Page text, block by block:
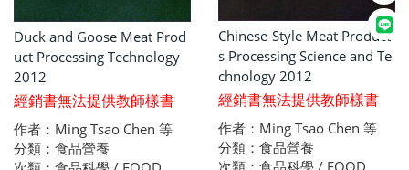
Duck and Goose Meat Prod
uct Processing Technology
2012
經銷書無法提供教師樣書
作者：Ming Tsao Chen 等
分類：食品營養
Chinese-Style Meat Product
s Processing Science and Te
chnology 2012
經銷書無法提供教師樣書
作者：Ming Tsao Chen 等
分類：食品營養
次類：食品科學 / FOOD